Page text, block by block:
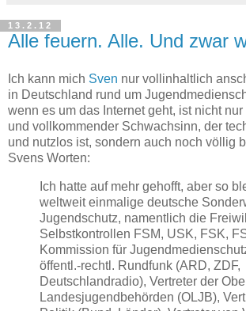
13.2.12
Alle feuern. Alle. Und zwar
Ich kann mich Sven nur vollinhaltlich
in Deutschland rund um
wenn es um das Internet geht, ist nicht
und vollkommender Schwachsinn, der
und nutzlos ist, sondern auch noch völlig
Svens Worten:
Ich hatte auf mehr gehofft, aber so
weltweit einmalige deutsche
Jugendschutz, namentlich die
Selbstkontrollen FSM, USK, FSK,
Kommission für
öffentl.-rechtl. Rundfunk (ARD, ZDF,
Deutschlandradio), Vertreter der
Landesjugendbehörden (OLJB),